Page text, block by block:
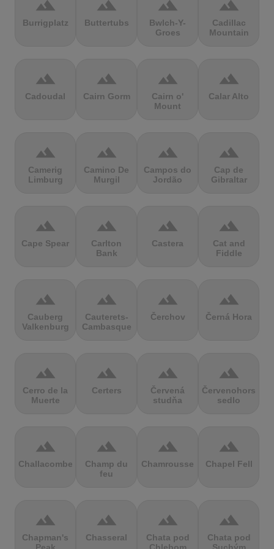
terrain
Burrigplatz
terrain
Buttertubs
terrain
Bwlch-Y-
Groes
terrain
Cadillac
Mountain
terrain
Cadoudal
terrain
Cairn Gorm
terrain
Cairn o'
Mount
terrain
Calar Alto
terrain
Camerig
Limburg
terrain
Camino De
Murgil
terrain
Campos do
Jordão
terrain
Cap de
Gibraltar
terrain
Cape Spear
terrain
Carlton
Bank
terrain
Castera
terrain
Cat and
Fiddle
terrain
Cauberg
Valkenburg
terrain
Cauterets-
Cambasque
terrain
Čerchov
terrain
Černá Hora
terrain
Cerro de la
Muerte
terrain
Certers
terrain
Červená
studňa
terrain
Červenohorské
sedlo
terrain
Challacombe
terrain
Champ du
feu
terrain
Chamrousse
terrain
Chapel Fell
terrain
Chapman's
terrain
Chasseral
terrain
Chata pod
terrain
Chata pod